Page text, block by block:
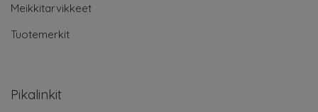
Meikkitarvikkeet
Tuotemerkit
Pikalinkit